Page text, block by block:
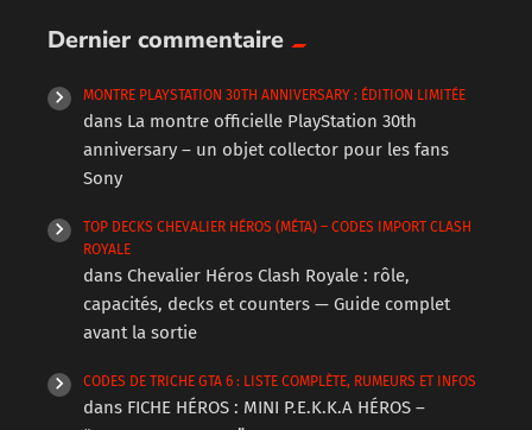
Dernier commentaire
MONTRE PLAYSTATION 30TH ANNIVERSARY : ÉDITION LIMITÉE
dans La montre officielle PlayStation 30th
anniversary – un objet collector pour les fans
Sony
TOP DECKS CHEVALIER HÉROS (MÉTA) – CODES IMPORT CLASH
ROYALE
dans Chevalier Héros Clash Royale : rôle,
capacités, decks et counters — Guide complet
avant la sortie
CODES DE TRICHE GTA 6 : LISTE COMPLÈTE, RUMEURS ET INFOS
dans FICHE HÉROS : MINI P.E.K.K.A HÉROS –